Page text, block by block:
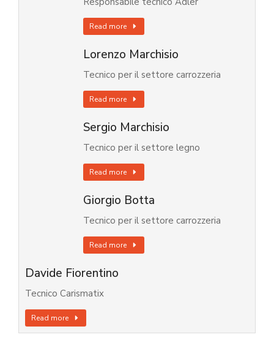
Read more
Lorenzo Marchisio
Tecnico per il settore carrozzeria
Read more
Sergio Marchisio
Tecnico per il settore legno
Read more
Giorgio Botta
Tecnico per il settore carrozzeria
Read more
Davide Fiorentino
Tecnico Carismatix
Read more